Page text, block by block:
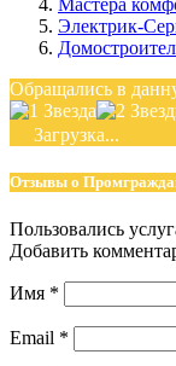
Электрик-
Обращались в
Загрузка...
Отзывы о
Пользовались
Добавить
Имя *
Email *